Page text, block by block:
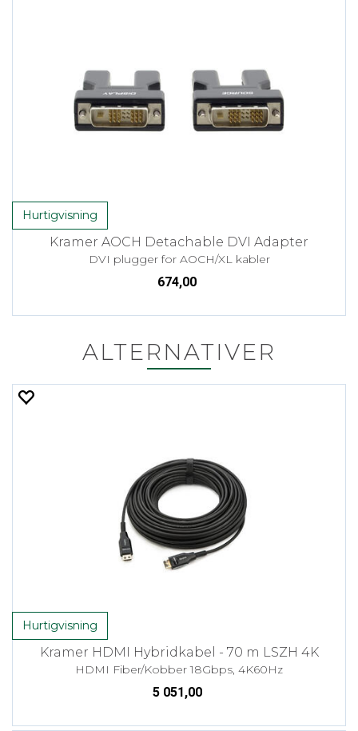
Hurtigvisning
Kramer AOCH Detachable DVI Adapter
DVI plugger for AOCH/XL kabler
674,00
ALTERNATIVER
Hurtigvisning
Kramer HDMI Hybridkabel - 70 m LSZH 4K
HDMI Fiber/Kobber 18Gbps, 4K60Hz
5 051,00